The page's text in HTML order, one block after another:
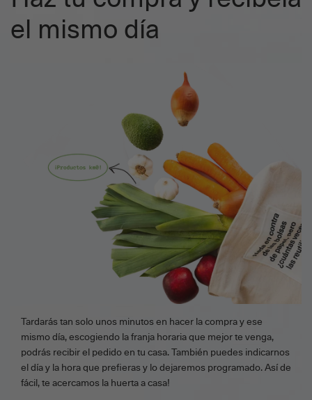
el mismo día
Tardarás tan solo unos minutos en hacer la compra y ese
mismo día, escogiendo la franja horaria que mejor te venga,
podrás recibir el pedido en tu casa. También puedes indicarnos
el día y la hora que prefieras y lo dejaremos programado. Así de
fácil, te acercamos la huerta a casa!